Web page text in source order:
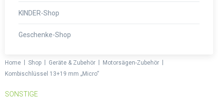
KINDER-Shop
Geschenke-Shop
Home Shop Geräte & Zubehör Motorsägen-Zubehör
Kombischlüssel 13+19 mm „Micro“
SONSTIGE